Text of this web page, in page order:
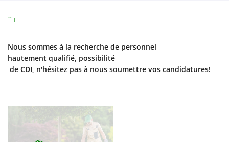
 Adresse email de réception
INSCRIPTION

Nous sommes à la recherche de personnel
hautement qualifié, possibilité
de CDI, n'hésitez pas à nous soumettre vos candidatures!